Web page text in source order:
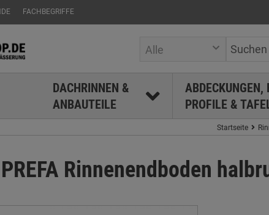
FACHBEGRIFFE
Alle
DACHRINNEN &
ANBAUTEILE
ABDECKUNGEN,
PROFILE &
Startseite
PREFA Rinnenendboden